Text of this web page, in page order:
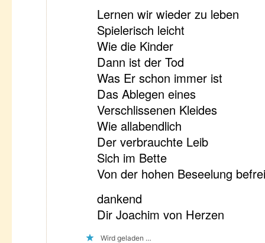
Lernen wir wieder zu leben
Spielerisch leicht
Wie die Kinder
Dann ist der Tod
Was Er schon immer ist
Das Ablegen eines
Verschlissenen Kleides
Wie allabendlich
Der verbrauchte Leib
Sich im Bette
Von der hohen Beseelung
dankend
Dir Joachim von Herzen
Wird geladen …